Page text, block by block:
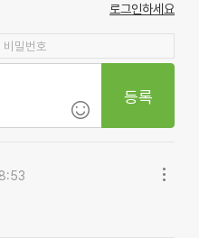
로그인하세요
등록